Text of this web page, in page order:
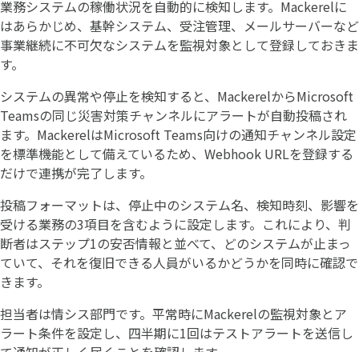
業務システムの稼働状況を自動的に検知します。Mackerelに
はあらかじめ、基幹システム、受注管理、メールサーバーなど
事業継続に不可欠なシステムを監視対象として登録しておきま
す。
システムの異常や停止を検知すると、MackerelからMicrosoft
Teamsの同じ災害対策チャンネルにアラートが自動投稿され
ます。MackerelはMicrosoft Teams向けの通知チャンネル設定
を標準機能として備えているため、Webhook URLを登録する
だけで連携が完了します。
投稿フォーマットは、停止中のシステム名、検知時刻、影響を
受ける業務の3項目を含むように設定します。これにより、判
断者はステップ1の安否情報と並べて、どのシステムが止まっ
ていて、それを復旧できる人員がいるかどうかを同時に確認で
きます。
担当者は情シス部門です。平常時にMackerelの監視対象とア
ラート条件を設定し、四半期に1回はテストアラートを送信し